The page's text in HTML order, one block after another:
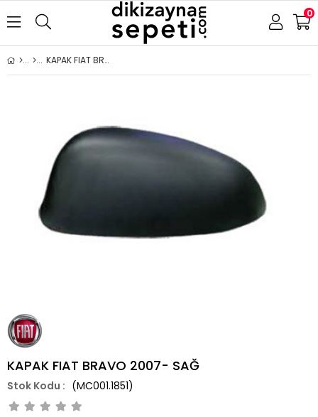
0
KAPAK FIAT BRAVO 2007- SAĞ
KAPAK FIAT BRAVO 2007- SAĞ
(MC001.1851)